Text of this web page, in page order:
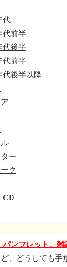
代
代前半
代後半
代前半
代後半以降
ー
ク
CD
ンフレット、雑
ど、どうしても手